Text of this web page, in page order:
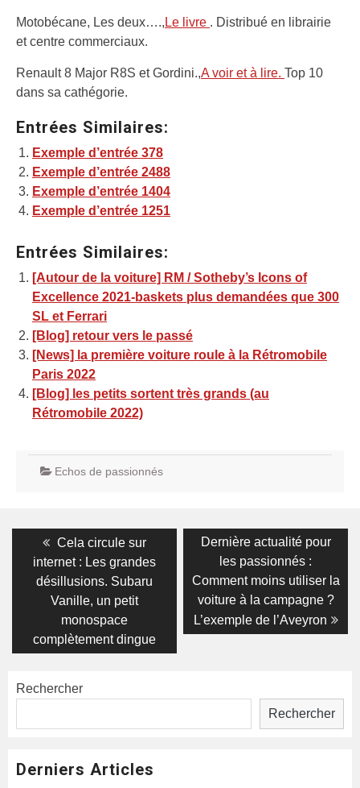
Motobécane, Les deux…., Le livre . Distribué en librairie
et centre commerciaux.
Renault 8 Major R8S et Gordini.,A voir et à lire. Top 10
dans sa cathégorie.
Entrées Similaires:
Exemple d’entrée 378
Exemple d’entrée 2488
Exemple d’entrée 1404
Exemple d’entrée 1251
Entrées Similaires:
[Autour de la voiture] RM / Sotheby’s Icons of
Excellence 2021-baskets plus demandées que 300
SL et Ferrari
[Blog] retour vers le passé
[News] la première voiture roule à la Rétromobile
Paris 2022
[Blog] les petits sortent très grands (au
Rétromobile 2022)
Echos de passionnés
Navigation
l’article
Previous
post:
Cela circule sur
internet : Les grandes
désillusions. Subaru
Vanille, un petit
monospace
complètement dingue
Next
post:
Dernière actualité pour
les passionnés :
Comment moins utiliser la
voiture à la campagne ?
L’exemple de l’Aveyron
Rechercher
Rechercher
Derniers Articles